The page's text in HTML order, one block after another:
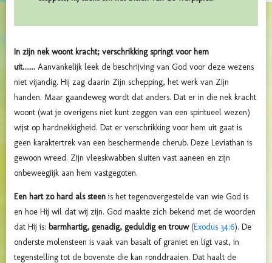
In zijn nek woont kracht; verschrikking springt voor hem
uit....... Aanvankelijk leek de beschrijving van God voor deze wezens
niet vijandig. Hij zag daarin Zijn schepping, het werk van Zijn
handen. Maar gaandeweg wordt dat anders. Dat er in die nek kracht
woont (wat je overigens niet kunt zeggen van een spiritueel wezen)
wijst op hardnekkigheid. Dat er verschrikking voor hem uit gaat is
geen karaktertrek van een beschermende cherub. Deze Leviathan is
gewoon wreed. Zijn vleeskwabben sluiten vast aaneen en zijn
onbeweegiijk aan hem vastgegoten.
Een hart zo hard als steen is het tegenovergestelde van wie God is
en hoe Hij wil dat wij zijn. God maakte zich bekend met de woorden
dat Hij is: barmhartig, genadig, geduldig en trouw(Exodus 34:6). De
onderste molensteen is vaak van basalt of graniet en ligt vast, in
tegenstelling tot de bovenste die kan ronddraaien. Dat haalt de